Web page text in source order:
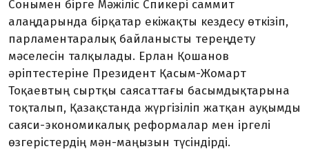
Сонымен бірге Мәжіліс Спикері саммит
алаңдарында бірқатар екіжақты кездесу өткізіп,
парламентаралық байланысты тереңдету
мәселесін талқылады. Ерлан Қошанов
әріптестеріне Президент Қасым-Жомарт
Тоқаевтың сыртқы саясаттағы басымдықтарына
тоқталып, Қазақстанда жүргізіліп жатқан ауқымды
саяси-экономикалық реформалар мен іргелі
өзгерістердің мән-маңызын түсіндірді.